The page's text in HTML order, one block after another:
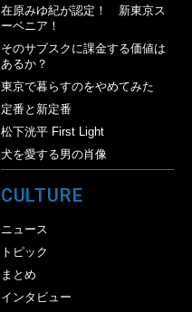
在原みゆ紀が認定！ 新東京ス
ーベニア！
そのサブスクに課金する価値は
あるか？
東京で暮らすのをやめてみた
定番と新定番
松下洸平 First Light
犬を愛する男の肖像
CULTURE
ニュース
トピック
まとめ
インタビュー